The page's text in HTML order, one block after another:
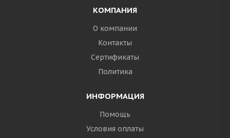
КОМПАНИЯ
О компании
Контакты
Сертификаты
Политика
ИНФОРМАЦИЯ
Помощь
Условия оплаты